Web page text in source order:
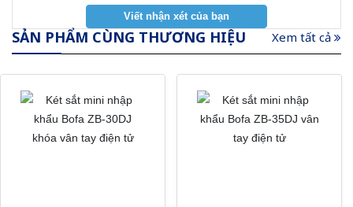
SẢN PHẨM CÙNG THƯƠNG HIỆU Xem tất cả